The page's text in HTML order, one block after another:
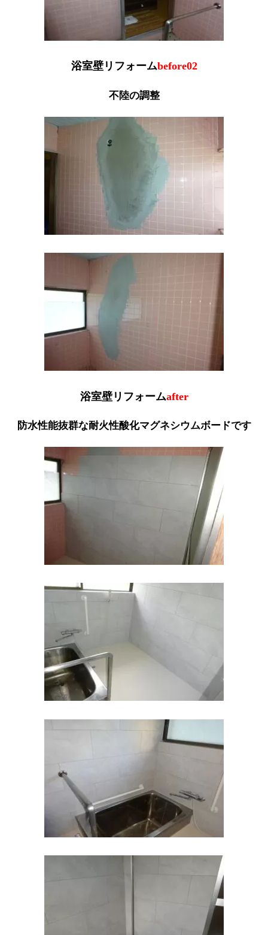
浴室壁リフォームbefore02
不陸の調整
浴室壁リフォームafter
防水性能抜群な耐火性酸化マグネシウムボードです